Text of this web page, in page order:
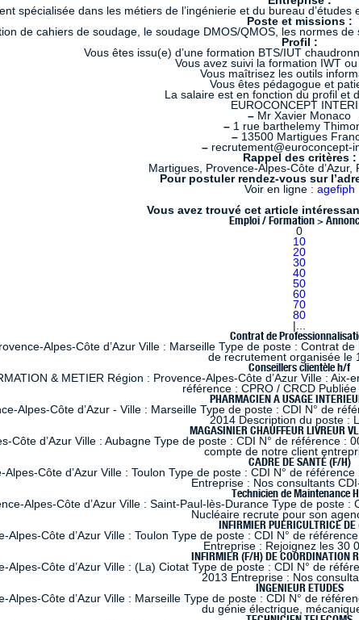
spécialisée dans les métiers de l’ingénierie et du bureau
Poste et missions :
de cahiers de soudage, le soudage DMOS/QMOS, les normes
Profil :
Vous êtes issu(e) d’une formation BTS/IUT
Vous avez suivi la formation IWT
Vous maîtrisez les outils
Vous êtes pédagogue et
La salaire est en fonction du profil et
EUROCONCEPT
– Mr Xavier Monaco
– 1 rue barthelemy
– 13500 Martigues
–recrutement@euroconcept-
Rappel des critères :
Martigues, Provence-Alpes-Côte d’Azur,
Pour postuler rendez-vous sur
Voir en ligne : agefiph
Vous avez trouvé cet article
Emploi / Formation >
0
10
20
30
40
50
60
70
80
...
Contrat de
Alpes-Côte d’Azur Ville : Marseille Type de poste : Contrat
de recrutement organisée le
Conseillers clientèle h/f
& METIER Région : Provence-Alpes-Côte d’Azur Ville :
référence : CPRO / CRCD
PHARMACIEN A USAGE
Alpes-Côte d’Azur - Ville : Marseille Type de poste : CDI N° de
2014 Description du poste :
MAGASINIER CHAUFFEUR LIVREUR
Côte d’Azur Ville : Aubagne Type de poste : CDI N° de référence
compte de notre client
CADRE DE SANTÉ (F/H)
Côte d’Azur Ville : Toulon Type de poste : CDI N° de
Entreprise : Nos consultants
Technicien de Maintenance
Alpes-Côte d’Azur Ville : Saint-Paul-lès-Durance Type de
Nucléaire recrute pour son
INFIRMIER PUÉRICULTRICE DE
Alpes-Côte d’Azur Ville : Toulon Type de poste : CDI N° de
Entreprise : Rejoignez les 30
INFIRMIER (F/H) DE COORDINATION
Alpes-Côte d’Azur Ville : (La) Ciotat Type de poste : CDI N° de
2013 Entreprise : Nos
INGENIEUR ETUDES
Alpes-Côte d’Azur Ville : Marseille Type de poste : CDI N° de
du génie électrique,